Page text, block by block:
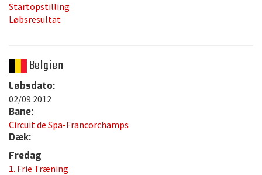
Startopstilling
Løbsresultat
Belgien
Løbsdato:
02/09 2012
Bane:
Circuit de Spa-Francorchamps
Dæk:
Fredag
1. Frie Træning